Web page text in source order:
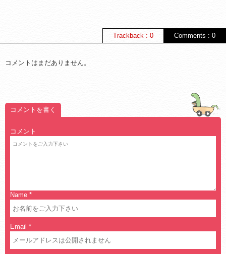
Comments : 0
Trackback : 0
コメントはまだありません。
コメントを書く
コメント
Name *
Email *